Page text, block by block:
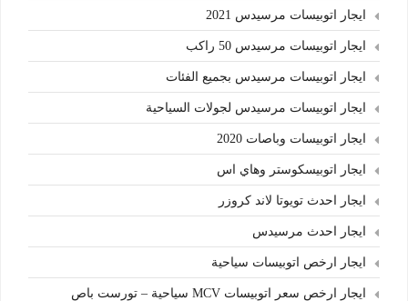
ايجار اتوبيسات مرسيدس 2021
ايجار اتوبيسات مرسيدس 50 راكب
ايجار اتوبيسات مرسيدس بجميع الفئات
ايجار اتوبيسات مرسيدس لجولات السياحية
ايجار اتوبيسات وباصات 2020
ايجار اتوبيسكوستر وهاي اس
ايجار احدث تويوتا لاند كروزر
ايجار احدث مرسيدس
ايجار ارخص اتوبيسات سياحية
ايجار ارخص سعر اتوبيسات MCV سياحية – تورست باص